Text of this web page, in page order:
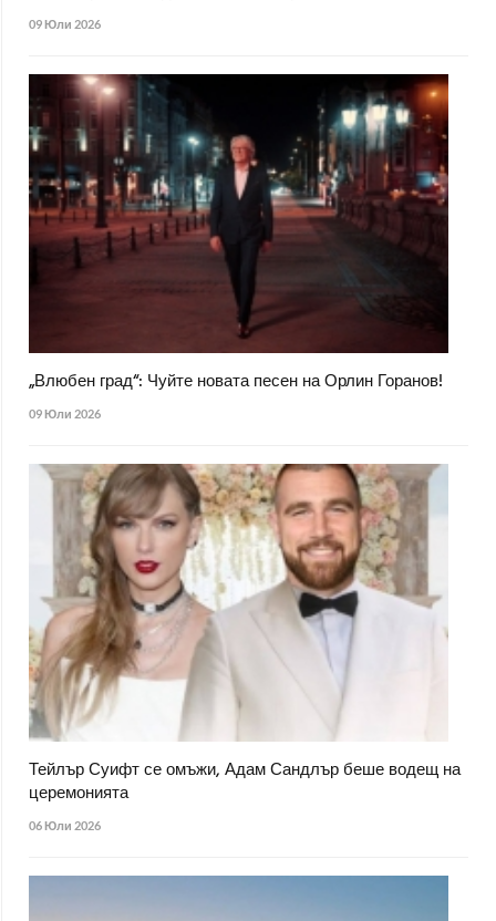
09 Юли 2026
„Влюбен град“: Чуйте новата песен на Орлин Горанов!
09 Юли 2026
Тейлър Суифт се омъжи, Адам Сандлър беше водещ на
церемонията
06 Юли 2026